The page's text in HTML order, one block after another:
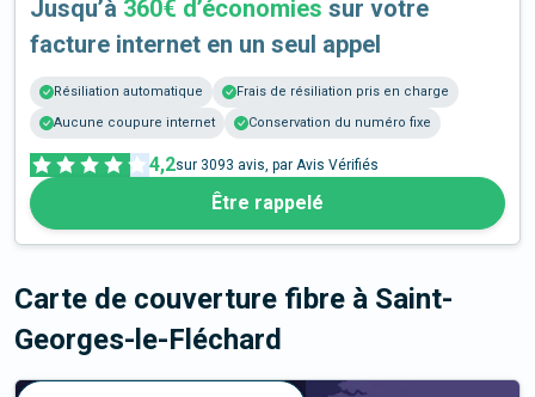
Jusqu’à 360€ d’économies sur votre
facture internet en un seul appel
Résiliation automatique
Frais de résiliation pris en charge
Aucune coupure internet
Conservation du numéro fixe
4,2sur 3093 avis, par Avis Vérifiés
Être rappelé
Carte de couverture fibre à Saint-
Georges-le-Fléchard